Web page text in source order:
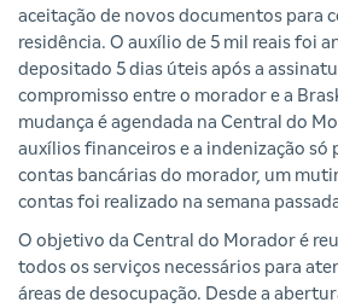
aceitação de novos documentos para
residência. O auxílio de 5 mil reais foi
depositado 5 dias úteis após a
compromisso entre o morador e a
mudança é agendada na Central do
auxílios financeiros e a indenização só
contas bancárias do morador, um
contas foi realizado na semana
O objetivo da Central do Morador é
todos os serviços necessários para
áreas de desocupação. Desde a